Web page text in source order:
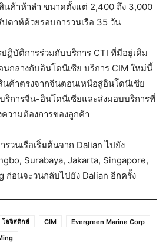
นค้าห้าลำ ขนาดตั้งแต่ 2,400 ถึง 3,000
ดาห์ด้วยรอบการวนเรือ 35 วัน
ฏิบัติการร่วมกับบริการ CTI ที่มีอยู่เดิม
กลางกับอินโดนีเซีย บริการ CIM ใหม่นี้
นค้าตรงจากจีนตอนเหนือสู่อินโดนีเซีย
ริการจีน-อินโดนีเซียและส่งมอบบริการที่
วามต้องการของลูกค้า
วนเรือเริ่มต้นจาก Dalian ไปยัง
Surabaya, Jakarta, Singapore,
ก่อนจะวนกลับไปยัง Dalian อีกครั้ง
โลจิสติกส์ CIM
Evergreen Marine Corp